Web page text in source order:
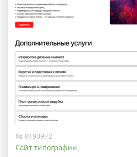
№ 8190972
Сайт типографии